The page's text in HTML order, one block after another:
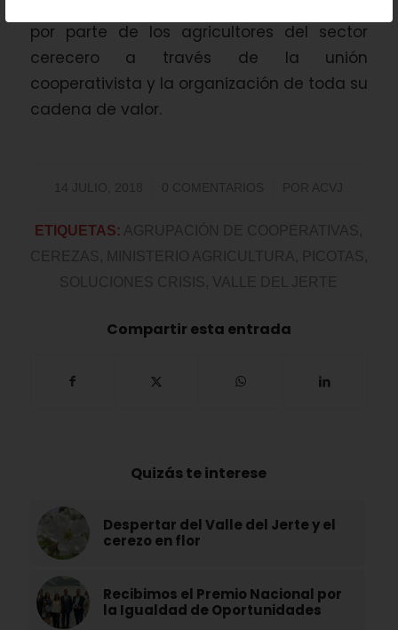
por parte de los agricultores del sector
cerecero a través de la unión
cooperativista y la organización de toda su
cadena de valor.
ETIQUETAS:
Compartir esta entrada
Quizás te interese
Despertar del Valle del Jerte y el
cerezo en flor
Recibimos el Premio Nacional por
la Igualdad de Oportunidades